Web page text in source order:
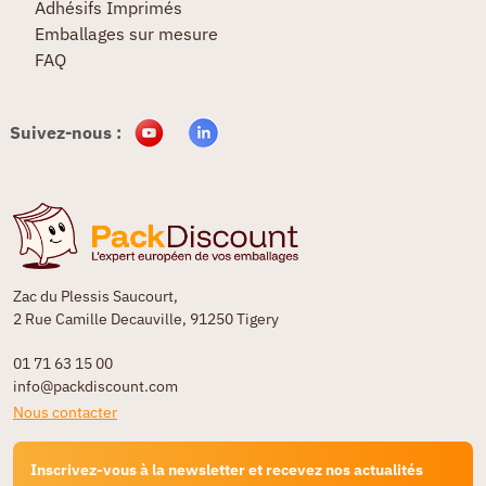
Zac du Plessis Saucourt,
2 Rue Camille Decauville, 91250 Tigery
01 71 63 15 00
info@packdiscount.com
Nous contacter
Inscrivez-vous à la newsletter et recevez nos actualités
Adhésifs Imprimés
Emballages sur mesure
FAQ
Suivez-nous :